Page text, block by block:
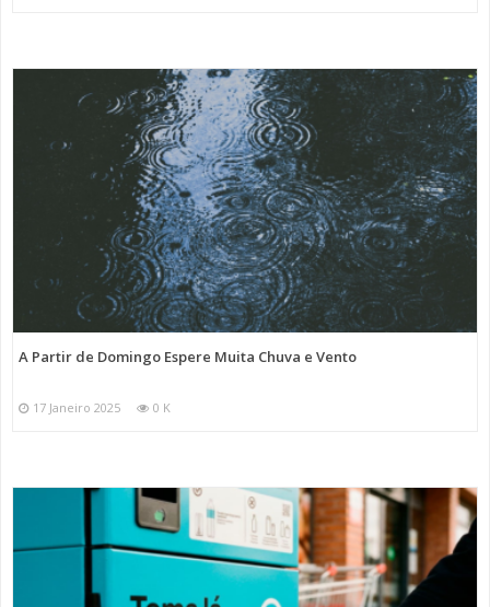
A Partir de Domingo Espere Muita Chuva e Vento
17 Janeiro 2025 0 K